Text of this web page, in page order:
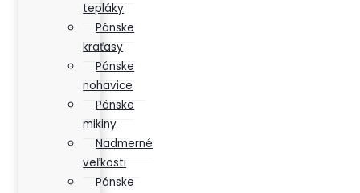
tepláky
Pánske
kraťasy
Pánske
nohavice
Pánske
mikiny
Nadmerné
veľkosti
Pánske